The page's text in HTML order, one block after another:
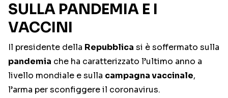
SULLA PANDEMIA E I
VACCINI
Il presidente della Repubblica si è soffermato sulla
pandemia che ha caratterizzato l’ultimo anno a
livello mondiale e sulla campagna vaccinale,
l’arma per sconfiggere il coronavirus.